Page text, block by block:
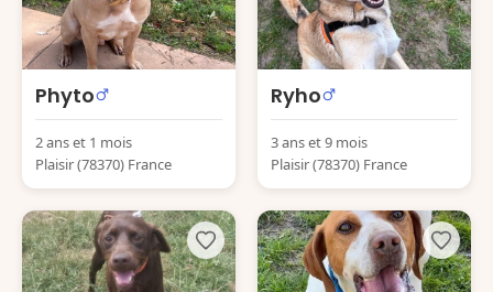
Phyto
2 ans et 1 mois
Plaisir (78370) France
Ryho
3 ans et 9 mois
Plaisir (78370) France